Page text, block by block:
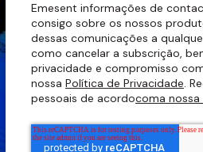
Emesent informações de
consigo sobre os nossos
dessas comunicações a
como cancelar a subscrição,
privacidade e compromisso
nossa Política de Privacidade.
pessoais de acordocoma